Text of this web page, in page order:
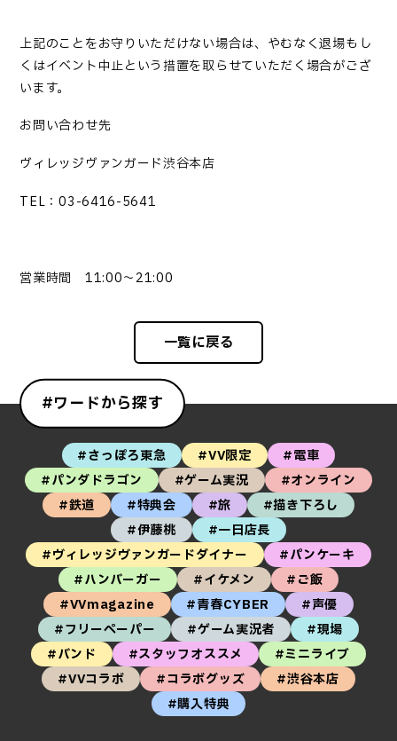
上記のことをお守りいただけない場合は、やむなく退場もし
くはイベント中止という措置を取らせていただく場合がござ
います。
お問い合わせ先
ヴィレッジヴァンガード渋谷本店
TEL：03-6416-5641
営業時間 11:00～21:00
一覧に戻る
#ワードから探す
#さっぽろ東急 #VV限定
#電車
#パンダドラゴン
#ゲーム実況
#オンライン
#鉄道
#特典会 #旅
#描き下ろし
#伊藤桃
#一日店長
#ヴィレッジヴァンガードダイナー
#パンケーキ
#ハンバーガー
#イケメン
#ご飯
#VVmagazine
#青春CYBER
#声優
#フリーペーパー
#ゲーム実況者
#現場
#バンド
#スタッフオススメ
#ミニライブ
#VVコラボ
#コラボグッズ
#渋谷本店
#購入特典